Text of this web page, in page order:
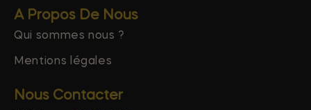
A Propos De Nous
Qui sommes nous ?
Mentions légales
Nous Contacter